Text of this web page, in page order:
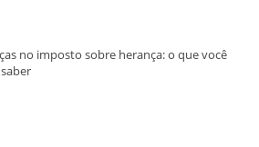
no imposto sobre herança: o que você